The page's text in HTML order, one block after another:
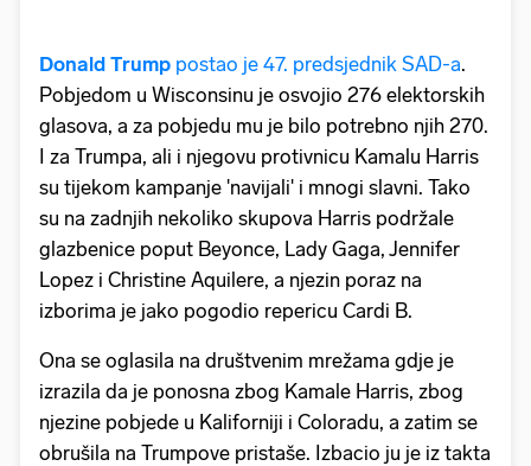
Donald Trump postao je 47. predsjednik SAD-a.
Pobjedom u Wisconsinu je osvojio 276 elektorskih
glasova, a za pobjedu mu je bilo potrebno njih 270.
I za Trumpa, ali i njegovu protivnicu Kamalu Harris
su tijekom kampanje 'navijali' i mnogi slavni. Tako
su na zadnjih nekoliko skupova Harris podržale
glazbenice poput Beyonce, Lady Gaga, Jennifer
Lopez i Christine Aquilere, a njezin poraz na
izborima je jako pogodio repericu Cardi B.
Ona se oglasila na društvenim mrežama gdje je
izrazila da je ponosna zbog Kamale Harris, zbog
njezine pobjede u Kaliforniji i Coloradu, a zatim se
obrušila na Trumpove pristaše. Izbacio ju je iz takta